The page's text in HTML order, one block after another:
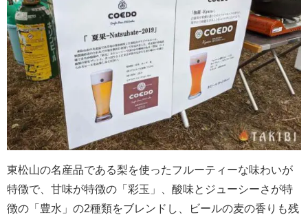
東松山の名産品である梨を使ったフルーティーな味わいが
特徴で、甘味が特徴の「彩玉」、酸味とジューシーさが特
徴の「豊水」の2種類をブレンドし、ビールの麦の香りも残